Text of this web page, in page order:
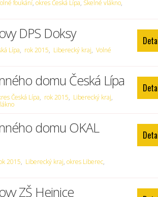
foukání, okres Česká Lípa, Skelné vlákno,
DPS Doksy
Lípa, rok 2015, Liberecký kraj, Volné
domu Česká Lípa
Česká Lípa, rok 2015, Liberecký kraj,
domu OKAL
2015, Liberecký kraj, okres Liberec,
ZŠ Hejnice